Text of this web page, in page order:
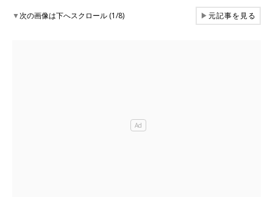
▼次の画像は下へスクロール (1/8) ▶元記事を見る